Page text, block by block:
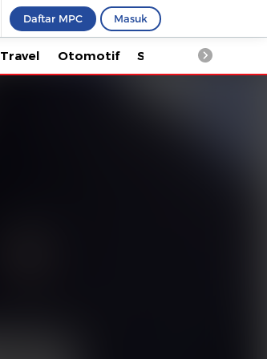
Daftar MPC Masuk
Travel Otomotif Saintek